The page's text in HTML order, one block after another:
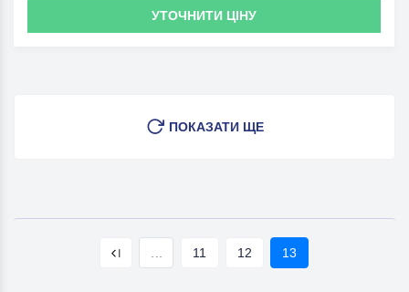
УТОЧНИТИ ЦІНУ
ПОКАЗАТИ ЩЕ
11 12 13